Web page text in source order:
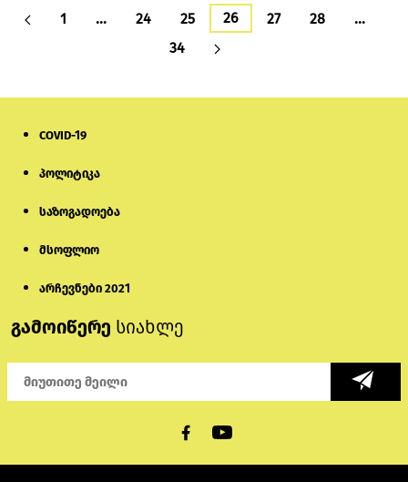
1 … 24 25 26 27 28
…
34
COVID-19
პოლიტიკა
საზოგადოება
მსოფლიო
არჩევნები 2021
გამოიწერე სიახლე